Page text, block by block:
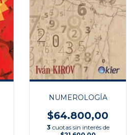
NUMEROLOGÍA
$64.800,00
3 cuotas sin interés de